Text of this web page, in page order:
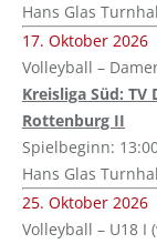
Hans Glas
17. Oktober 2026
Volleyball –
Kreisliga Süd: TV
Rottenburg II
Spielbeginn:
Hans Glas
25. Oktober 2026
Volleyball – U18 I